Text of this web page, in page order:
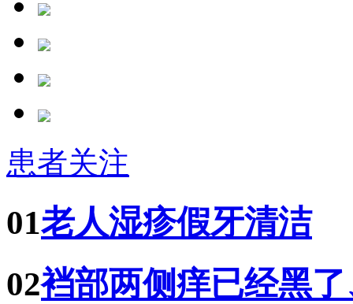
患者关注
01老人湿疹假牙清洁
02裆部两侧痒已经黑